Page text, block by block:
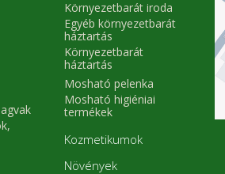
Környezetbarát iroda
Egyéb környezetbarát
háztartás
Környezetbarát
háztartás
Mosható pelenka
Mosható higiéniai
termékek
Kozmetikumok
Növények